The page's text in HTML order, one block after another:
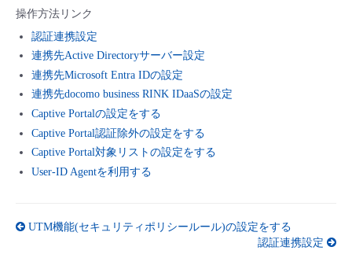
IoT
モニタリング/監査
サポート
すべてのメニューを見る
ネットワーク
IoT
モニタリング/監査
管理機能
データ利活用
クラウド/サーバー
ネットワーク
モニタリング/監査
ご利用開始ガイド
■ 管理機能
- 管理機能
■ セットアップガイド
ユースケース
- バックアップ
- セキュリティ・監査
- IoT
故障/メンテナンス情報
サービス稼働状況
メンテナンス予定
パートナー
販売パートナー向けプログラム
トレーニング/操作動画
操作方法リンク
認証連携設定
連携先Active Directoryサーバー設定
連携先Microsoft Entra IDの設定
連携先docomo business RINK IDaaSの設定
Captive Portalの設定をする
Captive Portal認証除外の設定をする
Captive Portal対象リストの設定をする
User-ID Agentを利用する
UTM機能(セキュリティポリシールール)の設定をする
認証連携設定